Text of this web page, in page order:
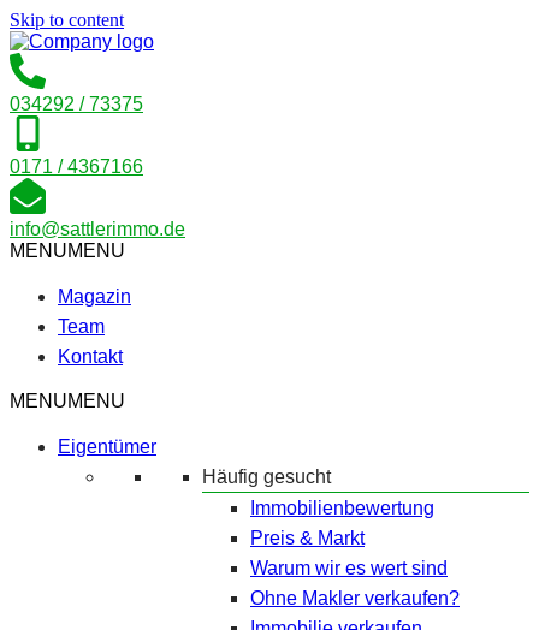
Skip to content
034292 / 73375
0171 / 4367166
info@sattlerimmo.de
MENUMENU
Magazin
Team
Kontakt
MENUMENU
Eigentümer
Häufig gesucht
Immobilienbewertung
Preis & Markt
Warum wir es wert sind
Ohne Makler verkaufen?